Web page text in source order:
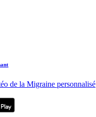
de la Migraine personnalisé